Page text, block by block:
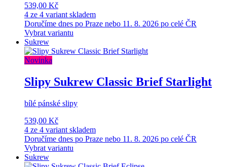
539,00 Kč
4 ze 4 variant skladem
Doručíme dnes po Praze nebo 11. 8. 2026 po celé ČR
Vybrat variantu
Sukrew
Novinka
Slipy Sukrew Classic Brief Starlight
bílé pánské slipy
539,00 Kč
4 ze 4 variant skladem
Doručíme dnes po Praze nebo 11. 8. 2026 po celé ČR
Vybrat variantu
Sukrew